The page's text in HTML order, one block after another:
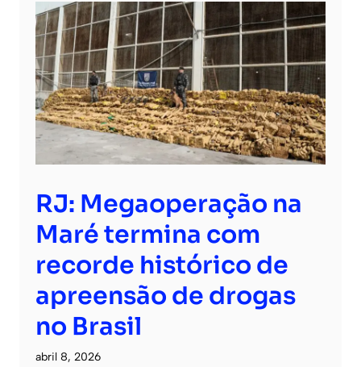
RJ: Megaoperação na
Maré termina com
recorde histórico de
apreensão de drogas
no Brasil
abril 8, 2026